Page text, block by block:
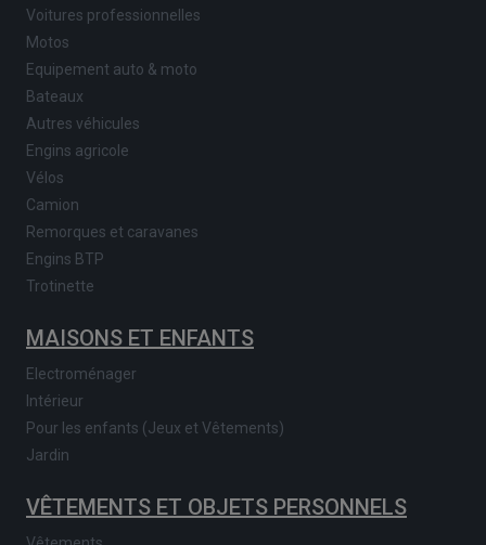
Voitures professionnelles
Motos
Equipement auto & moto
Bateaux
Autres véhicules
Engins agricole
Vélos
Camion
Remorques et caravanes
Engins BTP
Trotinette
MAISONS ET ENFANTS
Electroménager
Intérieur
Pour les enfants (Jeux et Vêtements)
Jardin
VÊTEMENTS ET OBJETS PERSONNELS